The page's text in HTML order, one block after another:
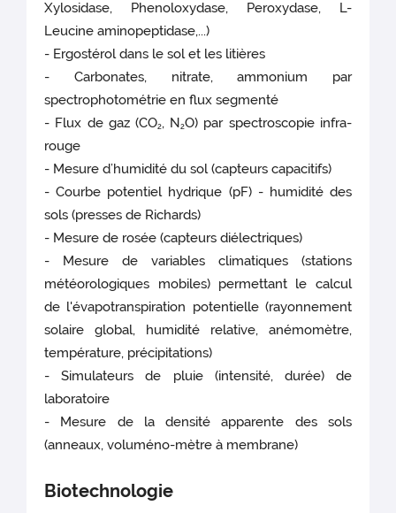
Xylosidase, Phenoloxydase, Peroxydase, L-
Leucine aminopeptidase,...)
- Ergostérol dans le sol et les litières
- Carbonates, nitrate, ammonium par
spectrophotométrie en flux segmenté
- Flux de gaz (CO2, N2O) par spectroscopie infra-
rouge
- Mesure d’humidité du sol (capteurs capacitifs)
- Courbe potentiel hydrique (pF) - humidité des
sols (presses de Richards)
- Mesure de rosée (capteurs diélectriques)
- Mesure de variables climatiques (stations
météorologiques mobiles) permettant le calcul
de l'évapotranspiration potentielle (rayonnement
solaire global, humidité relative, anémomètre,
température, précipitations)
- Simulateurs de pluie (intensité, durée) de
laboratoire
- Mesure de la densité apparente des sols
(anneaux, voluméno-mètre à membrane)
Biotechnologie